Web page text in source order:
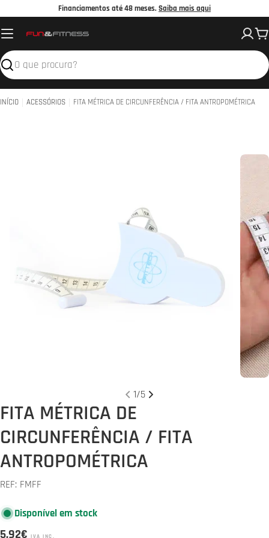
o
conteúdo
Financiamentos até 48 meses.Saiba mais aqui
Pesquisar
INÍCIO ACESSÓRIOS FITA MÉTRICA DE CIRCUNFERÊNCIA / FITA ANTROPOMÉTRICA
Abrir media 0 em modal Abrir
1/5
FITA MÉTRICA DE
CIRCUNFERÊNCIA / FITA
ANTROPOMÉTRICA
REF: FMFF
Disponível em stock
Preço
5,92€ IVA INC.